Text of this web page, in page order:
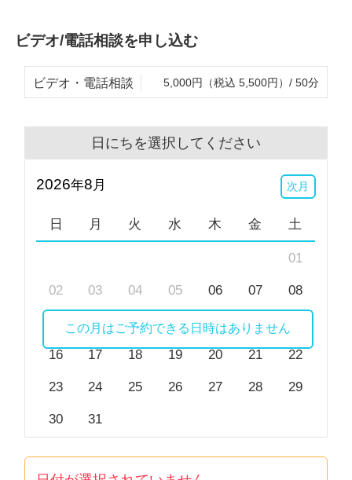
ビデオ/電話相談を申し込む
ビデオ・電話相談 5,000円（税込 5,500円）/ 50分
日にちを選択してください
2026年8 月 次月
日 月 火 水 木 金 土
01
02 03 04 05 06 07 08
10 11 12 13 14
16 17 18 19 20 21 22
23 24 25 26 27 28 29
30 31
この月はご予約できる日時はありません